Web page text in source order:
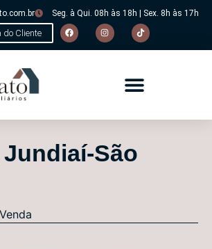
Seg. à Qui. 08h às 18h | Sex. 8h às 17h
do Cliente
São
Venda